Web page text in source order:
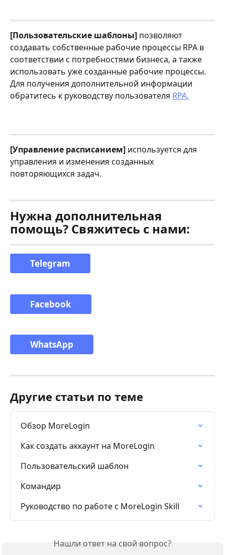
[Пользовательские шаблоны] позволяют
создавать собственные рабочие процессы RPA в
соответствии с потребностями бизнеса, а также
использовать уже созданные рабочие процессы.
Для получения дополнительной информации
обратитесь к руководству пользователя RPA.
[Управление расписанием] используется для
управления и изменения созданных
повторяющихся задач.
Нужна дополнительная
помощь? Свяжитесь с нами:
Telegram
Facebook
WhatsApp
Другие статьи по теме
Обзор MoreLogin
Как создать аккаунт на MoreLogin
Пользовательский шаблон
Командир
Руководство по работе с MoreLogin Skill
Нашли ответ на свой вопрос?